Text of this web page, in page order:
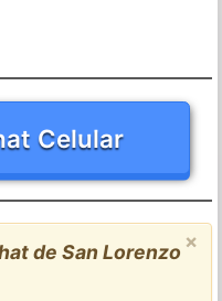
Celular
×
de San Lorenzo